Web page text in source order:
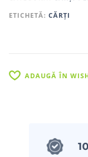
ETICHETĂ: CĂRȚI
ADAUGĂ ÎN